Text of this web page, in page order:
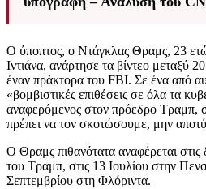
Ο ύποπτος, ο Ντάγκλας Θραμς, 23
Ιντιάνα, ανάρτησε τα βίντεο μεταξύ
έναν πράκτορα του FBI. Σε ένα από
«βομβιστικές επιθέσεις σε όλα τα
αναφερόμενος στον πρόεδρο Τραμπ,
πρέπει να τον σκοτώσουμε, μην
Ο Θραμς πιθανότατα αναφέρεται στις
του Τραμπ, στις 13 Ιουλίου στην
Σεπτεμβρίου στη Φλόριντα.